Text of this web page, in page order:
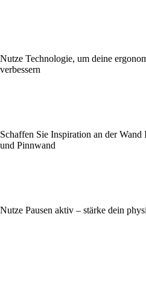
Nutze Technologie, um deine
verbessern
Schaffen Sie Inspiration an der
und Pinnwand
Nutze Pausen aktiv – stärke dein